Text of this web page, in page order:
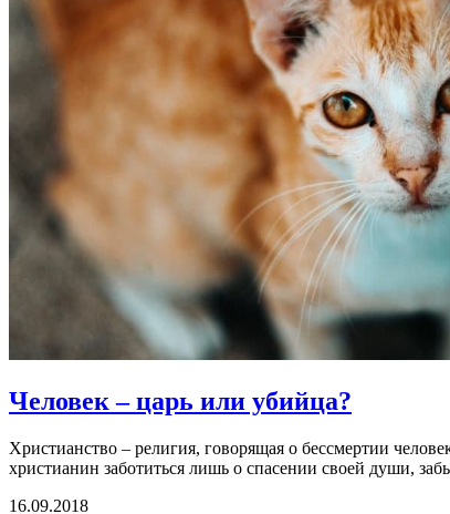
Человек – царь или убийца?
Христианство – религия, говорящая о бессмертии
христианин заботиться лишь о спасении своей души,
16.09.2018